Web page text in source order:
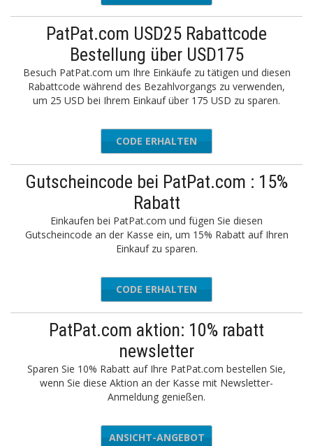
PatPat.com USD25 Rabattcode
Bestellung über USD175
Besuch PatPat.com um Ihre Einkäufe zu tätigen und diesen
Rabattcode während des Bezahlvorgangs zu verwenden,
um 25 USD bei Ihrem Einkauf über 175 USD zu sparen.
PATNEW
CODE ERHALTEN
Gutscheincode bei PatPat.com : 15%
Rabatt
Einkaufen bei PatPat.com und fügen Sie diesen
Gutscheincode an der Kasse ein, um 15% Rabatt auf Ihren
Einkauf zu sparen.
FALL15
CODE ERHALTEN
PatPat.com aktion: 10% rabatt
newsletter
Sparen Sie 10% Rabatt auf Ihre PatPat.com bestellen Sie,
wenn Sie diese Aktion an der Kasse mit Newsletter-
Anmeldung genießen.
ANSICHT-ANGEBOT